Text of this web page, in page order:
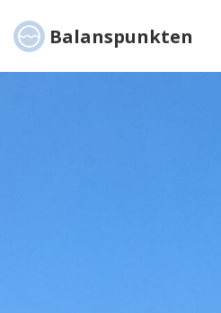
Balanspunkten